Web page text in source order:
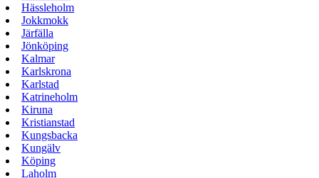
Hässleholm
Jokkmokk
Järfälla
Jönköping
Kalmar
Karlskrona
Karlstad
Katrineholm
Kiruna
Kristianstad
Kungsbacka
Kungälv
Köping
Laholm